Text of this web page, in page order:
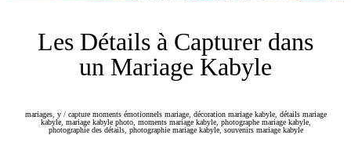
Les Détails à Capturer dans
un Mariage Kabyle
mariages, y / capture moments émotionnels mariage, décoration mariage kabyle, détails mariage
kabyle, mariage kabyle photo, moments mariage kabyle, photographe mariage kabyle,
photographie des détails, photographie mariage kabyle, souvenirs mariage kabyle